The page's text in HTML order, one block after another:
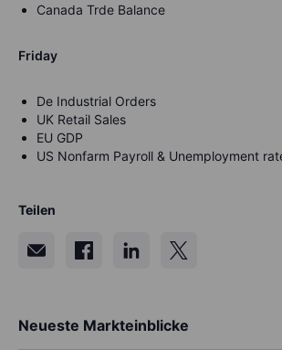
Canada Trde Balance
Friday
De Industrial Orders
UK Retail Sales
EU GDP
US Nonfarm Payroll & Unemployment
Teilen
Neueste Markteinblicke